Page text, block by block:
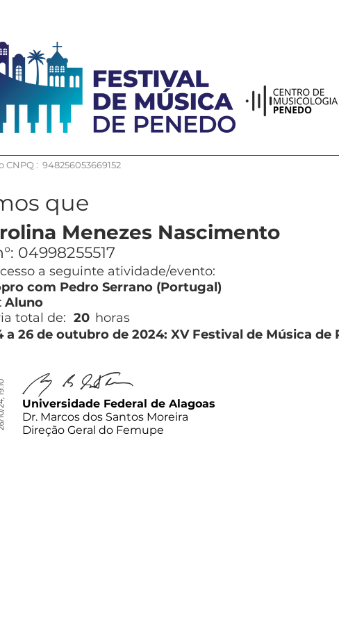
: 948256053669152
que
Menezes Nascimento
04998255517
a seguinte atividade/evento:
com Pedro Serrano (Portugal)
Aluno
total de: 20 horas
a 26 de outubro de 2024: XV Festival de Música de
Universidade Federal de Alagoas
Dr. Marcos dos Santos Moreira
Direção Geral do Femupe